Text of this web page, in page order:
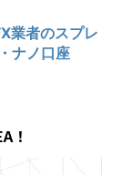
業者のスプレ
ナノ口座
！